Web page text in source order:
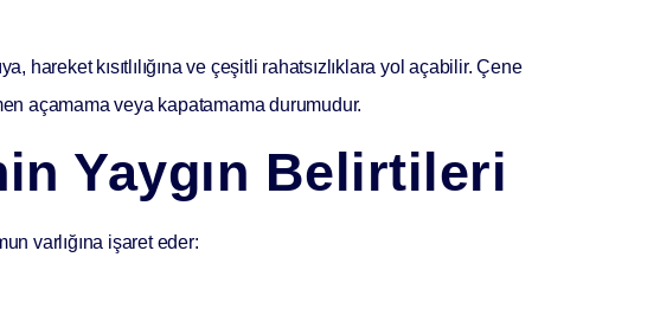
kısıtlılığına ve çeşitli rahatsızlıklara yol açabilir. Çene
açamama veya kapatamama durumudur.
Yaygın Belirtileri
varlığına işaret eder: